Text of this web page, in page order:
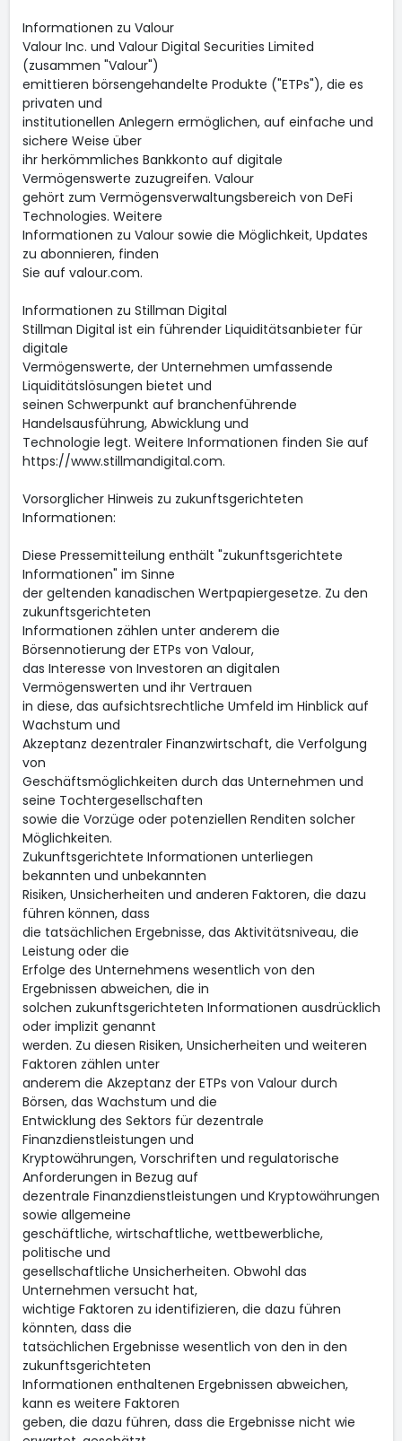
Informationen zu Valour
Valour Inc. und Valour Digital Securities Limited
(zusammen "Valour")
emittieren börsengehandelte Produkte ("ETPs"), die es
privaten und
institutionellen Anlegern ermöglichen, auf einfache und
sichere Weise über
ihr herkömmliches Bankkonto auf digitale
Vermögenswerte zuzugreifen. Valour
gehört zum Vermögensverwaltungsbereich von DeFi
Technologies. Weitere
Informationen zu Valour sowie die Möglichkeit, Updates
zu abonnieren, finden
Sie auf valour.com.
Informationen zu Stillman Digital
Stillman Digital ist ein führender Liquiditätsanbieter für
digitale
Vermögenswerte, der Unternehmen umfassende
Liquiditätslösungen bietet und
seinen Schwerpunkt auf branchenführende
Handelsausführung, Abwicklung und
Technologie legt. Weitere Informationen finden Sie auf
https://www.stillmandigital.com.
Vorsorglicher Hinweis zu zukunftsgerichteten
Informationen:
Diese Pressemitteilung enthält "zukunftsgerichtete
Informationen" im Sinne
der geltenden kanadischen Wertpapiergesetze. Zu den
zukunftsgerichteten
Informationen zählen unter anderem die
Börsennotierung der ETPs von Valour,
das Interesse von Investoren an digitalen
Vermögenswerten und ihr Vertrauen
in diese, das aufsichtsrechtliche Umfeld im Hinblick auf
Wachstum und
Akzeptanz dezentraler Finanzwirtschaft, die Verfolgung
von
Geschäftsmöglichkeiten durch das Unternehmen und
seine Tochtergesellschaften
sowie die Vorzüge oder potenziellen Renditen solcher
Möglichkeiten.
Zukunftsgerichtete Informationen unterliegen
bekannten und unbekannten
Risiken, Unsicherheiten und anderen Faktoren, die dazu
führen können, dass
die tatsächlichen Ergebnisse, das Aktivitätsniveau, die
Leistung oder die
Erfolge des Unternehmens wesentlich von den
Ergebnissen abweichen, die in
solchen zukunftsgerichteten Informationen ausdrücklich
oder implizit genannt
werden. Zu diesen Risiken, Unsicherheiten und weiteren
Faktoren zählen unter
anderem die Akzeptanz der ETPs von Valour durch
Börsen, das Wachstum und die
Entwicklung des Sektors für dezentrale
Finanzdienstleistungen und
Kryptowährungen, Vorschriften und regulatorische
Anforderungen in Bezug auf
dezentrale Finanzdienstleistungen und Kryptowährungen
sowie allgemeine
geschäftliche, wirtschaftliche, wettbewerbliche,
politische und
gesellschaftliche Unsicherheiten. Obwohl das
Unternehmen versucht hat,
wichtige Faktoren zu identifizieren, die dazu führen
könnten, dass die
tatsächlichen Ergebnisse wesentlich von den in den
zukunftsgerichteten
Informationen enthaltenen Ergebnissen abweichen,
kann es weitere Faktoren
geben, die dazu führen, dass die Ergebnisse nicht wie